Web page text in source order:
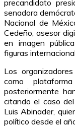
precandidato
senadora
Nacional de
Cedeño, asesor
en imagen
figuras
Los
como
posteriormente
citando el caso
Luis Abinader,
político desde el